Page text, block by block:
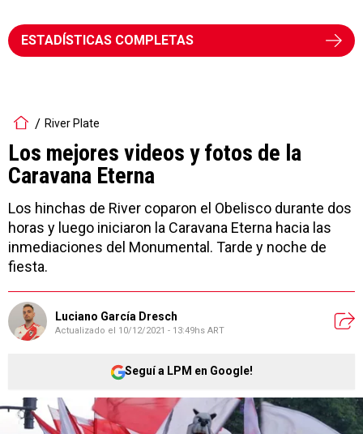
ESTADÍSTICAS COMPLETAS
River Plate
Los mejores videos y fotos de la
Caravana Eterna
Los hinchas de River coparon el Obelisco durante dos
horas y luego iniciaron la Caravana Eterna hacia las
inmediaciones del Monumental. Tarde y noche de
fiesta.
Luciano García Dresch
Actualizado el 10/12/2021 - 13:49hs ART
Seguí a LPM en Google!